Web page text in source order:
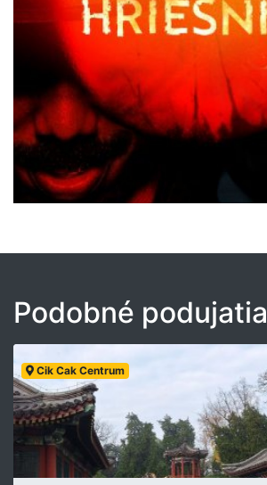
Podobné podujatia
Cik Cak Centrum